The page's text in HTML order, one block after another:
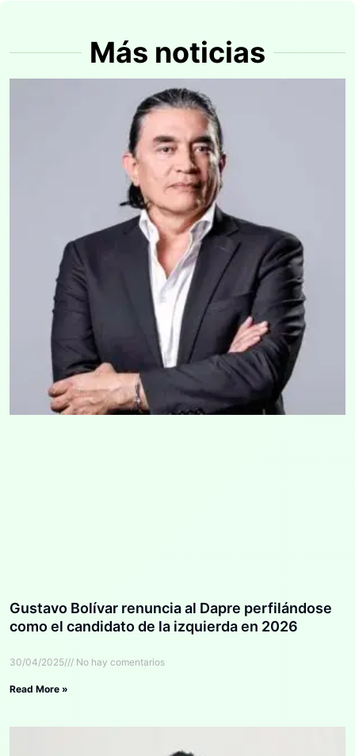
Más noticias
Gustavo Bolívar renuncia al Dapre perfilándose
como el candidato de la izquierda en 2026
30/04/2025 No hay comentarios
Read More »